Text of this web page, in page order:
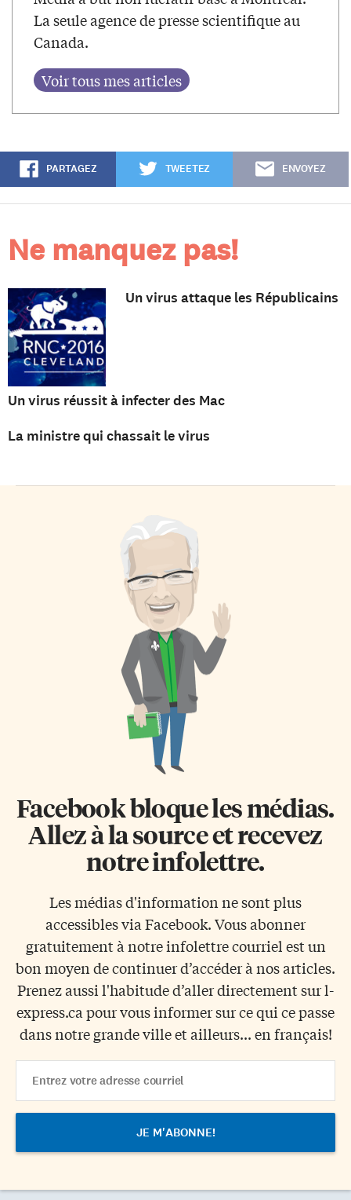
La seule agence de presse scientifique au
Canada.
PARTAGEZ TWEETEZ ENVOYEZ
Ne manquez pas!
Un virus attaque les Républicains
Un virus réussit à infecter des Mac
La ministre qui chassait le virus
Facebook bloque les médias.
Allez à la source et recevez
notre infolettre.
Les médias d'information ne sont plus
accessibles via Facebook. Vous abonner
gratuitement à notre infolettre courriel est un
bon moyen de continuer d’accéder à nos articles.
Prenez aussi l'habitude d’aller directement sur l-
express.ca pour vous informer sur ce qui ce passe
dans notre grande ville et ailleurs... en français!
Address